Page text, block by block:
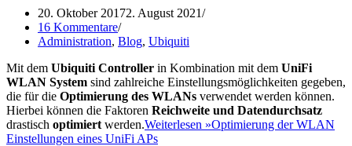
20. Oktober 20172. August 2021
16 Kommentare
Administration, Blog, Ubiquiti
Mit dem Ubiquiti Controller in Kombination mit dem UniFi
WLAN System sind zahlreiche Einstellungsmöglichkeiten gegeben,
die für die Optimierung des WLANs verwendet werden können.
Hierbei können die Faktoren Reichweite und Datendurchsatz
drastisch optimiert werden.Weiterlesen »Optimierung der WLAN
Einstellungen eines UniFi APs